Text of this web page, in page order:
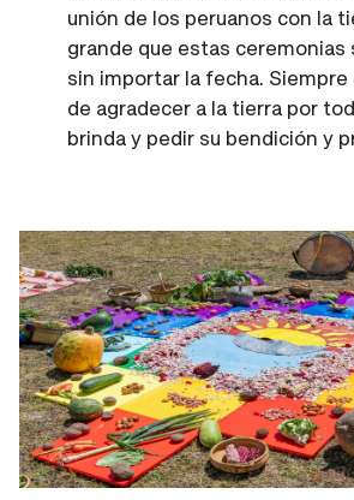
unión de los peruanos con la
grande que estas ceremonias
sin importar la fecha.
de agradecer a la tierra por
brinda y pedir su bendición y